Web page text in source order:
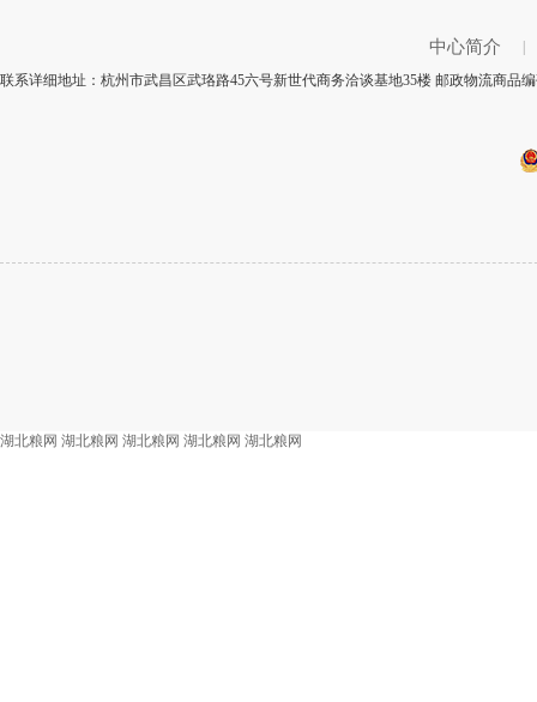
中心简介
联系详细地址：杭州市武昌区武珞路45六号新世代商务洽谈基地35楼 邮政物流商品
湖北粮网 湖北粮网 湖北粮网 湖北粮网 湖北粮网